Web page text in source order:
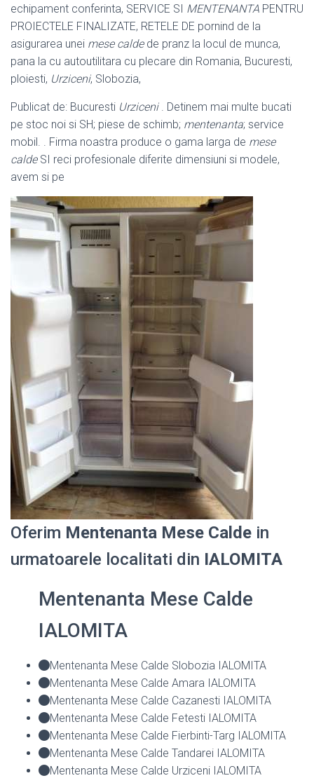
echipament conferinta, SERVICE SI MENTENANTA PENTRU
PROIECTELE FINALIZATE, RETELE DE pornind de la
asigurarea unei mese caldede pranz la locul de munca,
pana la cu autoutilitara cu plecare din Romania, Bucuresti,
ploiesti, Urziceni, Slobozia,
Publicat de: Bucuresti Urziceni. Detinem mai multe bucati
pe stoc noi si SH; piese de schimb; mentenanta; service
mobil. . Firma noastra produce o gama larga de mese
caldeSI reci profesionale diferite dimensiuni si modele,
avem si pe
Oferim Mentenanta Mese Calde in
urmatoarele localitati din IALOMITA
Mentenanta Mese Calde
IALOMITA
Mentenanta Mese Calde Slobozia IALOMITA
Mentenanta Mese Calde Amara IALOMITA
Mentenanta Mese Calde Cazanesti IALOMITA
Mentenanta Mese Calde Fetesti IALOMITA
Mentenanta Mese Calde Fierbinti-Targ IALOMITA
Mentenanta Mese Calde Tandarei IALOMITA
Mentenanta Mese Calde Urziceni IALOMITA